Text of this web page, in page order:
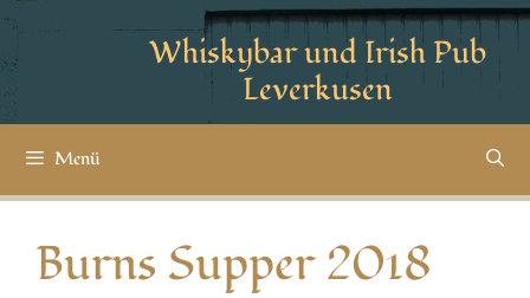
Whiskybar und Irish Pub
Leverkusen
Menü
Burns Supper 2018